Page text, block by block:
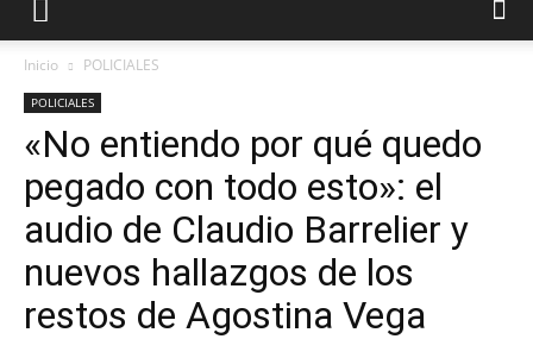
MUNICIPAL
Inicio POLICIALES
POLICIALES
«No entiendo por qué quedo
pegado con todo esto»: el
audio de Claudio Barrelier y
nuevos hallazgos de los
restos de Agostina Vega